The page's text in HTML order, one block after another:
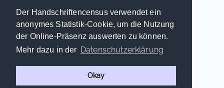
Der Handschriftencensus verwendet ein
anonymes Statistik-Cookie, um die Nutzung
der Online-Präsenz auswerten zu können.
Mehr dazu in der Datenschutzerklärung
Okay